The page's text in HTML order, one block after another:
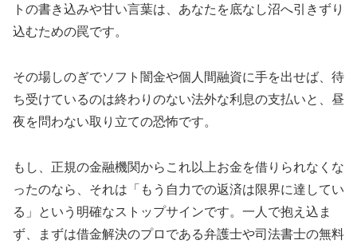
トの書き込みや甘い言葉は、あなたを底なし沼へ引きずり
込むための罠です。
その場しのぎでソフト闇金や個人間融資に手を出せば、待
ち受けているのは終わりのない法外な利息の支払いと、昼
夜を問わない取り立ての恐怖です。
もし、正規の金融機関からこれ以上お金を借りられなくな
ったのなら、それは「もう自力での返済は限界に達してい
る」という明確なストップサインです。一人で抱え込ま
ず、まずは借金解決のプロである弁護士や司法書士の無料